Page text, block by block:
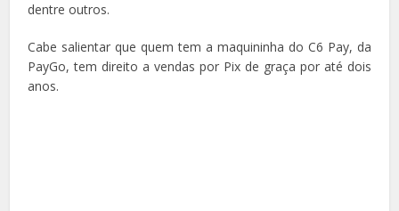
dentre outros.
Cabe salientar que quem tem a maquininha do C6 Pay, da
PayGo, tem direito a vendas por Pix de graça por até dois
anos.